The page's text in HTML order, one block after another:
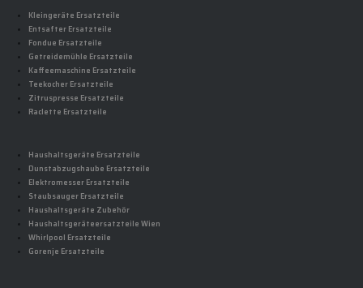
Kleingeräte Ersatzteile
Entsafter Ersatzteile
Fondue Ersatzteile
Getreidemühle Ersatzteile
Kaffeemaschine Ersatzteile
Teekocher Ersatzteile
Zitruspresse Ersatzteile
Raclette Ersatzteile
Haushaltsgeräte Ersatzteile
Dunstabzugshaube Ersatzteile
Elektromesser Ersatzteile
Staubsauger Ersatzteile
Haushaltsgeräte Zubehör
Haushaltsgeräteersatzteile Wien
Whirlpool Ersatzteile
Gorenje Ersatzteile